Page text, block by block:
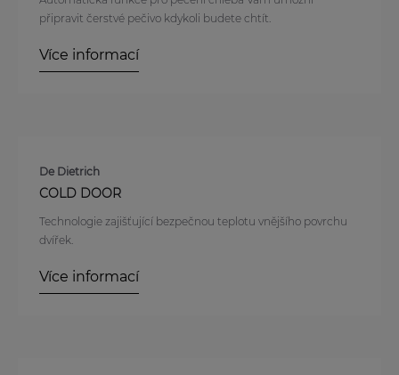
připravit čerstvé pečivo kdykoli budete chtít.
Více informací
De Dietrich
COLD DOOR
Technologie zajišťující bezpečnou teplotu vnějšího povrchu
dvířek.
Více informací